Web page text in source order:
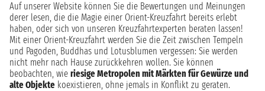
Auf unserer Website können Sie die Bewertungen und Meinungen
derer lesen, die die Magie einer Orient-Kreuzfahrt bereits erlebt
haben, oder sich von unseren Kreuzfahrtexperten beraten lassen!
Mit einer Orient-Kreuzfahrt werden Sie die Zeit zwischen Tempeln
und Pagoden, Buddhas und Lotusblumen vergessen: Sie werden
nicht mehr nach Hause zurückkehren wollen. Sie können
beobachten, wie riesige Metropolen mit Märkten für Gewürze und
alte Objekte koexistieren, ohne jemals in Konflikt zu geraten.